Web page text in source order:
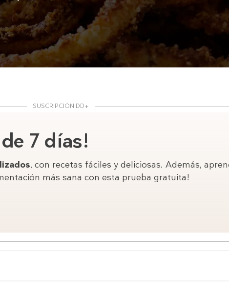
SUSCRIPCIÓN DD+
7 días!
, con recetas fáciles y deliciosas. Además,
más sana con esta prueba gratuita!